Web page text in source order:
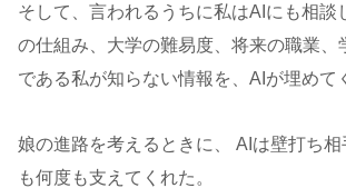
そして、言われるうちに私はAIにも相談
の仕組み、大学の難易度、将来の職業、
である私が知らない情報を、AIが埋めて
娘の進路を考えるときに、 AIは壁打ち
も何度も支えてくれた。